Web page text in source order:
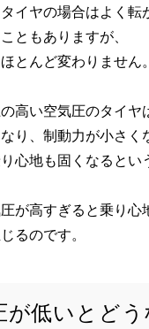
イヤの場合はよく転
ともありますが、
とんど変わりません。
高い空気圧のタイヤ
り、制動力が小さく
心地も固くなるとい
が高すぎると乗り心
るのです。
が低いとどう